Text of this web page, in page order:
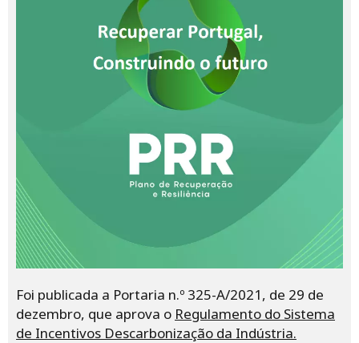
Foi publicada a Portaria n.º 325-A/2021, de 29 de
dezembro, que aprova o Regulamento do Sistema
de Incentivos Descarbonização da Indústria.